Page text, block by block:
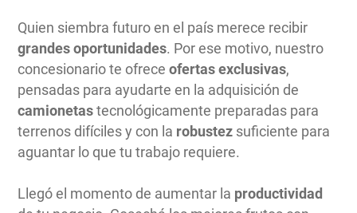
Quien siembra futuro en el país merece recibir
grandes oportunidades. Por ese motivo, nuestro
concesionario te ofreceofertas exclusivas,
pensadas para ayudarte en la adquisición de
camionetastecnológicamente preparadas para
terrenos difíciles y con la robustez suficiente para
aguantar lo que tu trabajo requiere.
Llegó el momento de aumentar la productividad